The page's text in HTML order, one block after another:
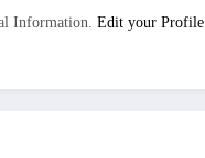
Information. Edit your Profile